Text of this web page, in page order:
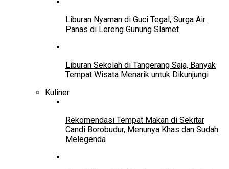
Liburan Nyaman di Guci Tegal, Surga Air
Panas di Lereng Gunung Slamet
Liburan Sekolah di Tangerang Saja, Banyak
Tempat Wisata Menarik untuk Dikunjungi
Kuliner
Rekomendasi Tempat Makan di Sekitar
Candi Borobudur, Menunya Khas dan Sudah
Melegenda